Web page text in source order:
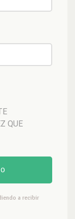
QUE
a recibir